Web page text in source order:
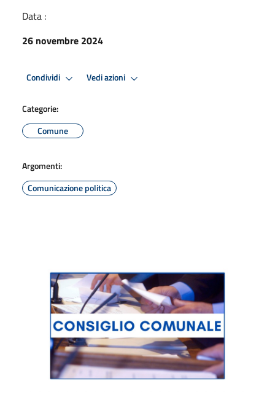
Data :
26 novembre 2024
Condividi Vedi azioni
Categorie:
Comune
Argomenti:
Comunicazione politica